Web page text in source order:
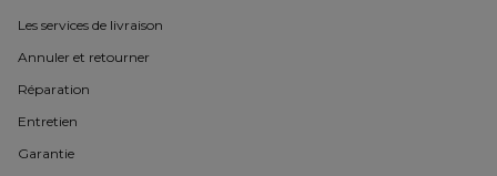
Les services de livraison
Annuler et retourner
Réparation
Entretien
Garantie